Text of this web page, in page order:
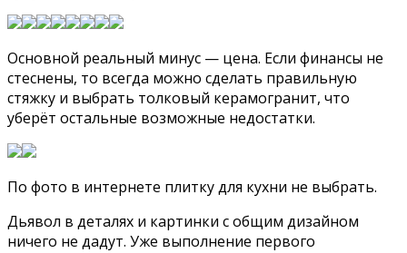
Основной реальный минус — цена. Если финансы не
стеснены, то всегда можно сделать правильную
стяжку и выбрать толковый керамогранит, что
уберёт остальные возможные недостатки.
По фото в интернете плитку для кухни не выбрать.
Дьявол в деталях и картинки с общим дизайном
ничего не дадут. Уже выполнение первого